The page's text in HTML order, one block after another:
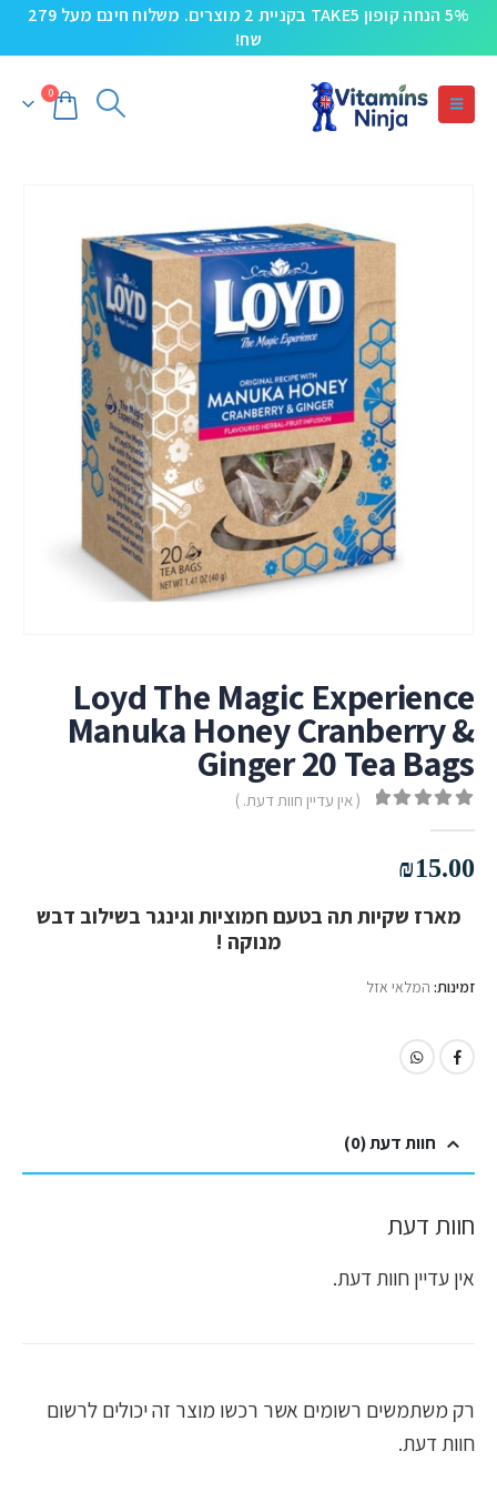
5% הנחה קופון TAKE5 בקניית 2 מוצרים. משלוח חינם מעל 279
שח!
0
Loyd The Magic Experience
Manuka Honey Cranberry &
Ginger 20 Tea Bags
( אין עדיין חוות דעת. )
₪15.00
מארז שקיות תה בטעם חמוציות וגינגר בשילוב דבש
מנוקה !
זמינות: המלאי אזל
חוות דעת (0)
חוות דעת
אין עדיין חוות דעת.
רק משתמשים רשומים אשר רכשו מוצר זה יכולים לרשום
חוות דעת.